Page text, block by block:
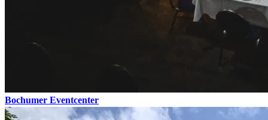
Bochumer Eventcenter